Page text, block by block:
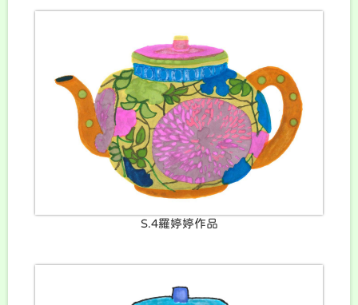
S.4羅婷婷作品